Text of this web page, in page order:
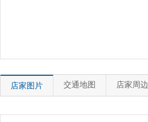
店家图片 交通地图 店家周边